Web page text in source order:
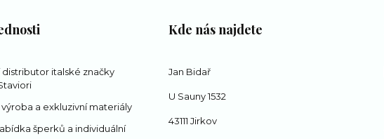
italské značky
a exkluzivní materiály
šperků a individuální
Kde nás najdete
Jan Bidař
U Sauny 1532
43111 Jirkov